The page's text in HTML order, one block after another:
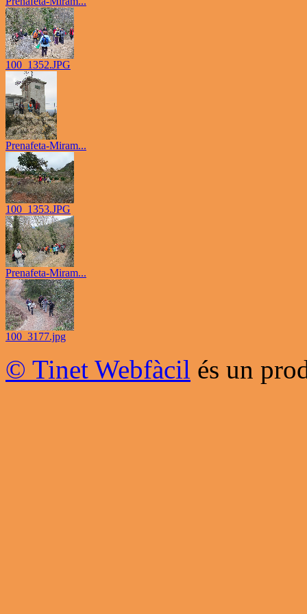
100_1352.JPG
Prenafeta-Miram...
100_1353.JPG
Prenafeta-Miram...
100_3177.jpg
© Tinet Webfàcil és un